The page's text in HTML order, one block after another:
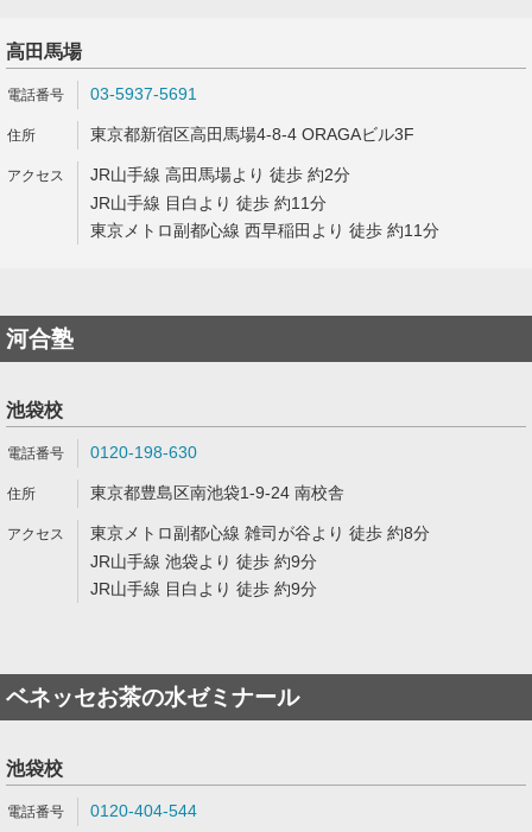
高田馬場
03-5937-5691
東京都新宿区高田馬場4-8-4 ORAGAビル3F
JR山手線 高田馬場より 徒歩 約2分
JR山手線 目白より 徒歩 約11分
東京メトロ副都心線 西早稲田より 徒歩 約11分
河合塾
池袋校
0120-198-630
東京都豊島区南池袋1-9-24 南校舎
東京メトロ副都心線 雑司が谷より 徒歩 約8分
JR山手線 池袋より 徒歩 約9分
JR山手線 目白より 徒歩 約9分
ベネッセお茶の水ゼミナール
池袋校
0120-404-544